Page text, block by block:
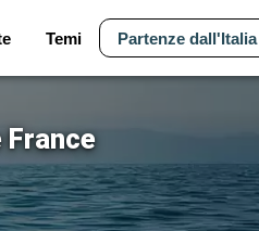
Temi Partenze dall'Italia
France